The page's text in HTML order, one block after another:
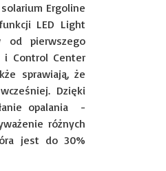
Ergoline
LED Light
od pierwszego
i Control Center
sprawiają, że
Dzięki
opalania -
różnych
jest do 30%